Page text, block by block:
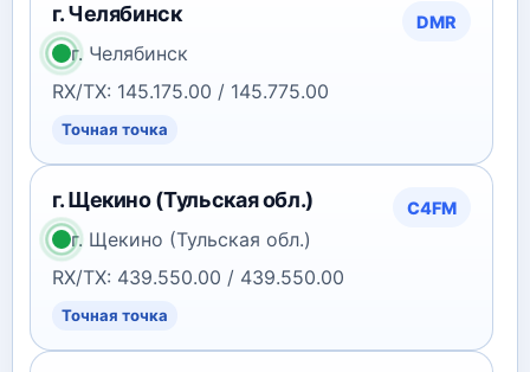
г. Челябинск DMR
г. Челябинск
RX/TX: 145.175.00 / 145.775.00
Точная точка
г. Щекино (Тульская обл.) C4FM
г. Щекино (Тульская обл.)
RX/TX: 439.550.00 / 439.550.00
Точная точка